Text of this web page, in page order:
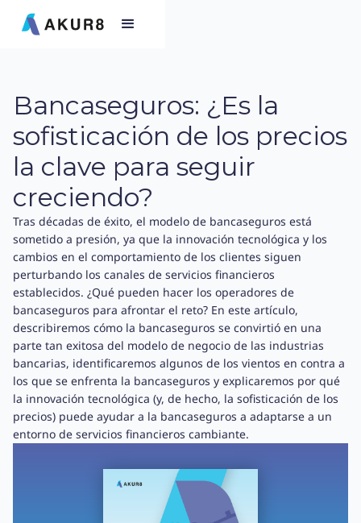
Bancaseguros: ¿Es la
sofisticación de los precios
la clave para seguir
creciendo?
Tras décadas de éxito, el modelo de bancaseguros está
sometido a presión, ya que la innovación tecnológica y los
cambios en el comportamiento de los clientes siguen
perturbando los canales de servicios financieros
establecidos. ¿Qué pueden hacer los operadores de
bancaseguros para afrontar el reto? En este artículo,
describiremos cómo la bancaseguros se convirtió en una
parte tan exitosa del modelo de negocio de las industrias
bancarias, identificaremos algunos de los vientos en contra a
los que se enfrenta la bancaseguros y explicaremos por qué
la innovación tecnológica (y, de hecho, la sofisticación de los
precios) puede ayudar a la bancaseguros a adaptarse a un
entorno de servicios financieros cambiante.